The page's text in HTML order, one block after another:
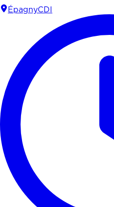
ÉpagnyCDI